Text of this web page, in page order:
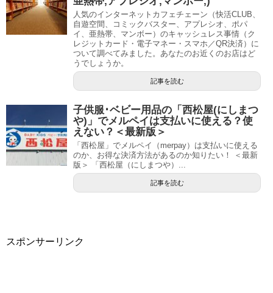
人気のインターネットカフェチェーン（快活CLUB、
自遊空間、コミックバスター、アプレシオ、ポパ
イ、亜熱帯、マンボー）のキャッシュレス事情（ク
レジットカード・電子マネー・スマホ／QR決済）に
ついて調べてみました。あなたのお近くのお店はど
うでしょうか。
記事を読む
子供服･ベビー用品の「西松屋(にしまつ
や)」でメルペイは支払いに使える？使
えない？＜最新版＞
「西松屋」でメルペイ（merpay）は支払いに使える
のか、お得な決済方法があるのか知りたい！ ＜最新
版＞ 「西松屋（にしまつや）...
記事を読む
スポンサーリンク